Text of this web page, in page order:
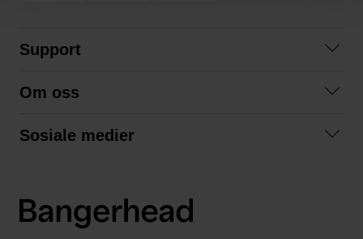
Support
Kjøpsvilkår
Om oss
Sosiale medier
LinkedIn